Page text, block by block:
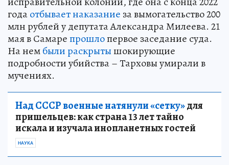
годаотбывает наказание за вымогательство 200
млн рублей у депутата Александра Милеева. 21
мая в Самарепрошлопервое заседание суда.
На нембыли раскрытышокирующие
подробности убийства – Тарховы умирали в
мучениях.
Над СССР военные натянули «сетку»для
пришельцев: как страна 13 лет тайно
искала и изучала инопланетных гостей
НАУКА